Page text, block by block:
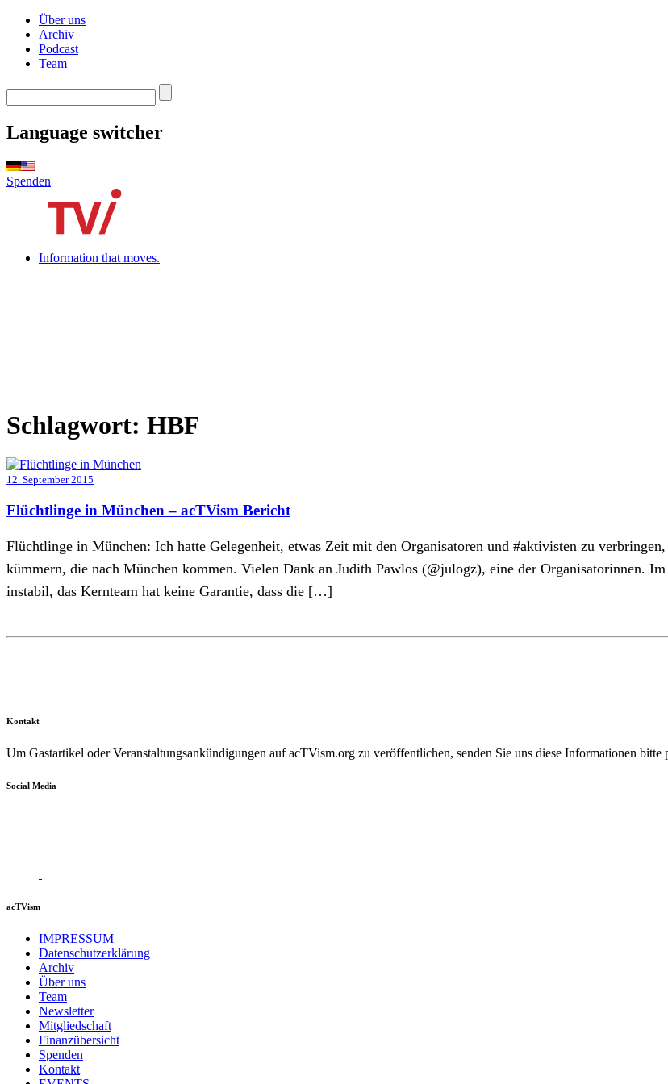
Über uns
Archiv
Podcast
Team
Language switcher
Spenden
Information that moves.
Schlagwort: HBF
12. September 2015
Flüchtlinge in München – acTVism Bericht
Flüchtlinge in München: Ich hatte Gelegenheit, etwas Zeit mit den Organisatoren und ‪#‎aktivisten‬ zu
kümmern, die nach München kommen. Vielen Dank an Judith Pawlos (@julogz), eine der Organisatorinnen.
instabil, das Kernteam hat keine Garantie, dass die […]
Kontakt
Um Gastartikel oder Veranstaltungsankündigungen auf acTVism.org zu veröffentlichen, senden Sie uns diese Informationen bitte
Social Media
acTVism
IMPRESSUM
Datenschutzerklärung
Archiv
Über uns
Team
Newsletter
Mitgliedschaft
Finanzübersicht
Spenden
Kontakt